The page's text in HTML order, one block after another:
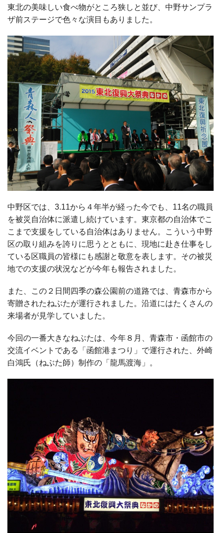
東北の美味しい食べ物がところ狭しと並び、中野サンプラ
ザ前ステージで色々な演目もありました。
中野区では、3.11から４年半が経った今でも、11名の職員
を被災自治体に派遣し続けています。東京都の自治体でこ
こまで支援をしている自治体はありません。こういう中野
区の取り組みを誇りに思うとともに、現地に赴き仕事をし
ている区職員の皆様にも感謝と敬意を表します。その被災
地での支援の状況などが今年も報告されました。
また、この２日間四季の森公園前の道路では、青森市から
寄贈されたねぶたが運行されました。沿道にはたくさんの
来場者が見学していました。
今回の一番大きなねぶたは、今年８月、青森市・函館市の
交流イベントである「函館港まつり」で運行された、外崎
白鴻氏（ねぶた師）制作の「龍馬渡海」。